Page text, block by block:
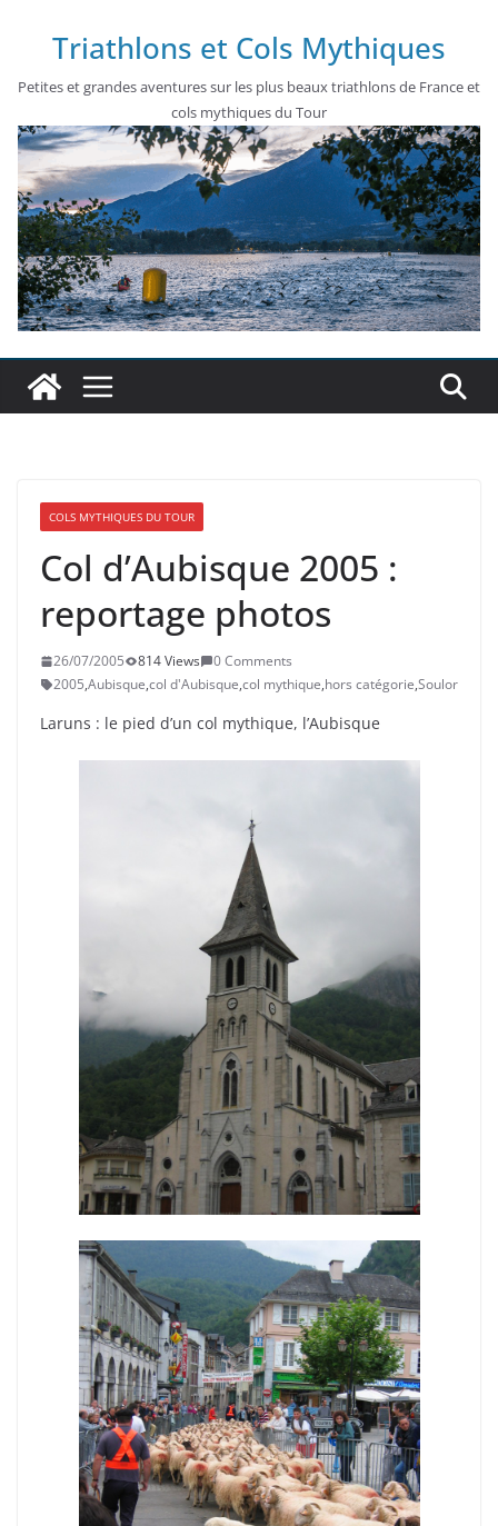
contenu
Triathlons et Cols Mythiques
Petites et grandes aventures sur les plus beaux triathlons de France et
cols mythiques du Tour
COLS MYTHIQUES DU TOUR
Col d’Aubisque 2005 :
reportage photos
26/07/2005 814 Views
0 Comments
2005,Aubisque,col d'Aubisque,col mythique,hors catégorie,Soulor
Laruns : le pied d’un col mythique, l’Aubisque